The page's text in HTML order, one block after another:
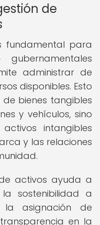
de
fundamental para
administrar de
disponibles. Esto
bienes tangibles
y vehículos, sino
intangibles
y las relaciones
activos ayuda a
sostenibilidad a
la asignación de
en la